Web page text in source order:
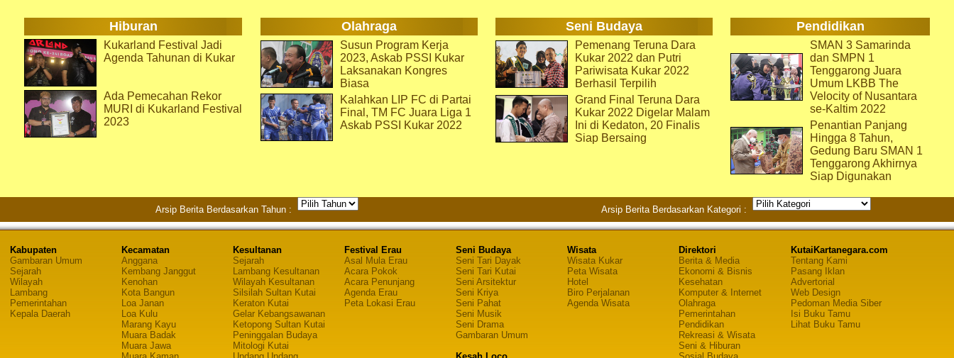
Hiburan Olahraga Seni Budaya Pendidikan
Kukarland Festival Jadi
Agenda Tahunan di Kukar
Ada Pemecahan Rekor
MURI di Kukarland Festival
2023
Susun Program Kerja
2023, Askab PSSI Kukar
Laksanakan Kongres
Biasa
Kalahkan LIP FC di Partai
Final, TM FC Juara Liga 1
Askab PSSI Kukar 2022
Pemenang Teruna Dara
Kukar 2022 dan Putri
Pariwisata Kukar 2022
Berhasil Terpilih
Grand Final Teruna Dara
Kukar 2022 Digelar Malam
Ini di Kedaton, 20 Finalis
Siap Bersaing
SMAN 3 Samarinda
dan SMPN 1
Tenggarong Juara
Umum LKBB The
Velocity of Nusantara
se-Kaltim 2022
Penantian Panjang
Hingga 8 Tahun,
Gedung Baru SMAN 1
Tenggarong Akhirnya
Siap Digunakan
Arsip Berita Berdasarkan Tahun : Arsip Berita Berdasarkan Kategori :
Kabupaten
Gambaran Umum
Sejarah
Wilayah
Lambang
Pemerintahan
Kepala Daerah
Kecamatan
Anggana
Kembang Janggut
Kenohan
Kota Bangun
Loa Janan
Loa Kulu
Marang Kayu
Muara Badak
Muara Jawa
Kesultanan
Sejarah
Lambang Kesultanan
Wilayah Kesultanan
Silsilah Sultan Kutai
Keraton Kutai
Gelar Kebangsawanan
Ketopong Sultan Kutai
Peninggalan Budaya
Mitologi Kutai
Festival Erau
Asal Mula Erau
Acara Pokok
Acara Penunjang
Agenda Erau
Peta Lokasi Erau
Seni Budaya
Seni Tari Dayak
Seni Tari Kutai
Seni Arsitektur
Seni Kriya
Seni Pahat
Seni Musik
Seni Drama
Gambaran Umum
Wisata
Wisata Kukar
Peta Wisata
Hotel
Biro Perjalanan
Agenda Wisata
Direktori
Berita & Media
Ekonomi & Bisnis
Kesehatan
Komputer & Internet
Olahraga
Pemerintahan
Pendidikan
Rekreasi & Wisata
Seni & Hiburan
KutaiKartanegara.com
Tentang Kami
Pasang Iklan
Advertorial
Web Design
Pedoman Media Siber
Isi Buku Tamu
Lihat Buku Tamu